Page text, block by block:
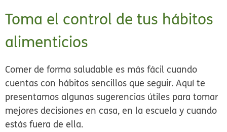
Toma el control de tus hábitos
alimenticios
Comer de forma saludable es más fácil cuando
cuentas con hábitos sencillos que seguir. Aquí te
presentamos algunas sugerencias útiles para tomar
mejores decisiones en casa, en la escuela y cuando
estás fuera de ella.